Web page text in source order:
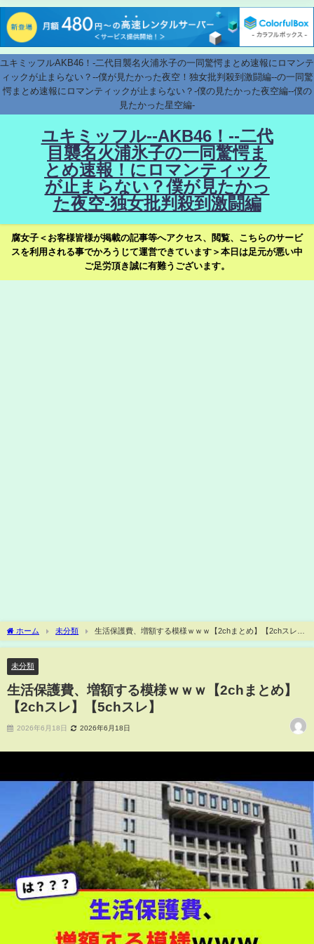
ユキミッフルAKB46！-二代目襲名火浦氷子の一同驚愕まとめ速報にロマンテ
ィックが止まらない？--僕が見たかった夜空！独女批判殺到激闘編--の一同驚
愕まとめ速報にロマンティックが止まらない？-僕の見たかった夜空編--僕の
見たかった星空編-
ユキミッフル--AKB46！--二代
目襲名火浦氷子の一同驚愕ま
とめ速報！にロマンティック
が止まらない？僕が見たかっ
た夜空-独女批判殺到激闘編
腐女子＜お客様皆様が掲載の記事等へアクセス、閲覧、こちらのサービ
スを利用される事でかろうじて運営できています＞本日は足元が悪い中
ご足労頂き誠に有難うございます。
ホーム 未分類
生活保護費、増額する模様ｗｗｗ【2chまとめ】【2chスレ】
【5chスレ】
未分類
生活保護費、増額する模様ｗｗｗ【2chまとめ】
【2chスレ】【5chスレ】
2026年6月18日 2026年6月18日